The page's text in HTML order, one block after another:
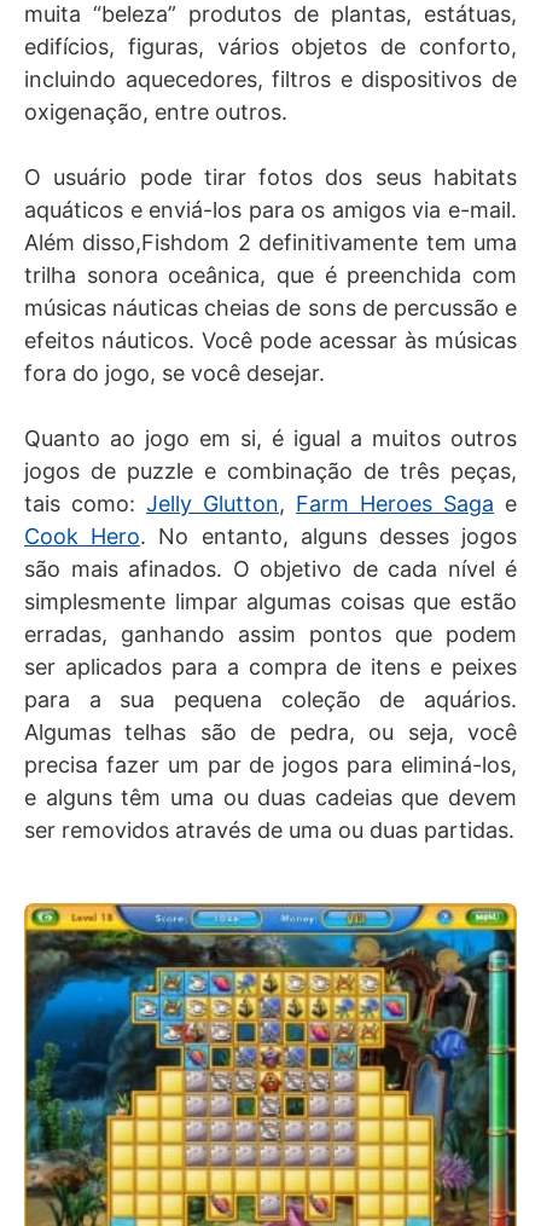
muita “beleza” produtos de plantas, estátuas,
edifícios, figuras, vários objetos de conforto,
incluindo aquecedores, filtros e dispositivos de
oxigenação, entre outros.
O usuário pode tirar fotos dos seus habitats
aquáticos e enviá-los para os amigos via e-mail.
Além disso,Fishdom 2 definitivamente tem uma
trilha sonora oceânica, que é preenchida com
músicas náuticas cheias de sons de percussão e
efeitos náuticos. Você pode acessar às músicas
fora do jogo, se você desejar.
Quanto ao jogo em si, é igual a muitos outros
jogos de puzzle e combinação de três peças,
tais como: Jelly Glutton, Farm Heroes Saga e
Cook Hero. No entanto, alguns desses jogos
são mais afinados. O objetivo de cada nível é
simplesmente limpar algumas coisas que estão
erradas, ganhando assim pontos que podem
ser aplicados para a compra de itens e peixes
para a sua pequena coleção de aquários.
Algumas telhas são de pedra, ou seja, você
precisa fazer um par de jogos para eliminá-los,
e alguns têm uma ou duas cadeias que devem
ser removidos através de uma ou duas partidas.